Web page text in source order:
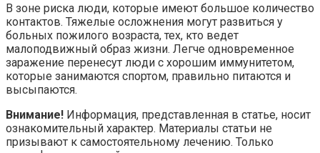
В зоне риска люди, которые имеют большое количество
контактов. Тяжелые осложнения могут развиться у
больных пожилого возраста, тех, кто ведет
малоподвижный образ жизни. Легче одновременное
заражение перенесут люди с хорошим иммунитетом,
которые занимаются спортом, правильно питаются и
высыпаются.
Внимание! Информация, представленная в статье, носит
ознакомительный характер. Материалы статьи не
призывают к самостоятельному лечению. Только